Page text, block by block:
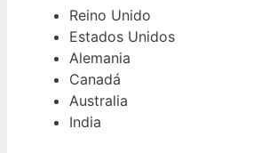
Reino Unido
Estados Unidos
Alemania
Canadá
Australia
India